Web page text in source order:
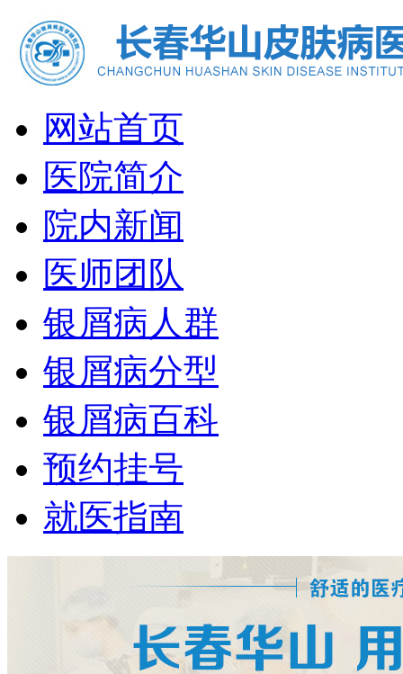
网站首页
医院简介
院内新闻
医师团队
银屑病人群
银屑病分型
银屑病百科
预约挂号
就医指南